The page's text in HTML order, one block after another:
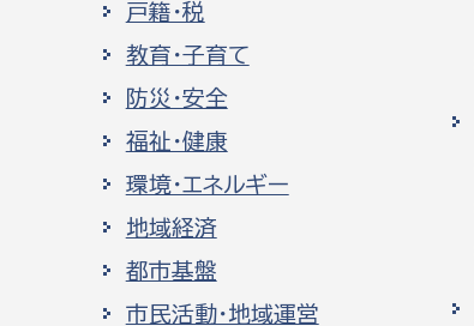
戸籍・税
教育・子育て
防災・安全
福祉・健康
環境・エネルギー
地域経済
都市基盤
市民活動・地域運営